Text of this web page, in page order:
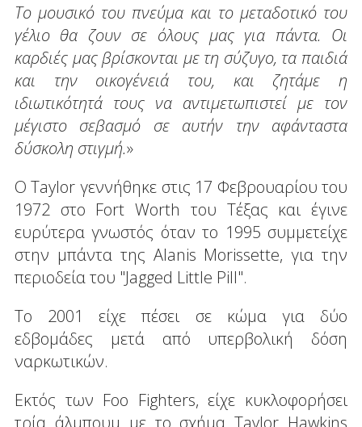
Το μουσικό του πνεύμα και το μεταδοτικό του
γέλιο θα ζουν σε όλους μας για πάντα. Οι
καρδιές μας βρίσκονται με τη σύζυγο, τα παιδιά
και την οικογένειά του, και ζητάμε η
ιδιωτικότητά τους να αντιμετωπιστεί με τον
μέγιστο σεβασμό σε αυτήν την αφάνταστα
δύσκολη στιγμή.»
Ο Taylor γεννήθηκε στις 17 Φεβρουαρίου του
1972 στο Fort Worth του Τέξας και έγινε
ευρύτερα γνωστός όταν το 1995 συμμετείχε
στην μπάντα της Alanis Morissette, για την
περιοδεία του "Jagged Little Pill".
Το 2001 είχε πέσει σε κώμα για δύο
εδβομάδες μετά από υπερβολική δόση
ναρκωτικών.
Εκτός των Foo Fighters, είχε κυκλοφορήσει
τρία άλμπουμ με το σχήμα Taylor Hawkins